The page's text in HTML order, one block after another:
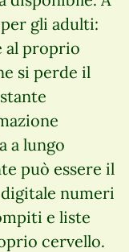
gli adulti:
al proprio
si perde il
a lungo
può essere il
numeri
e liste
cervello.